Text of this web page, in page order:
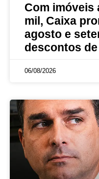
Com imóveis
mil, Caixa
agosto e
descontos de
06/08/2026